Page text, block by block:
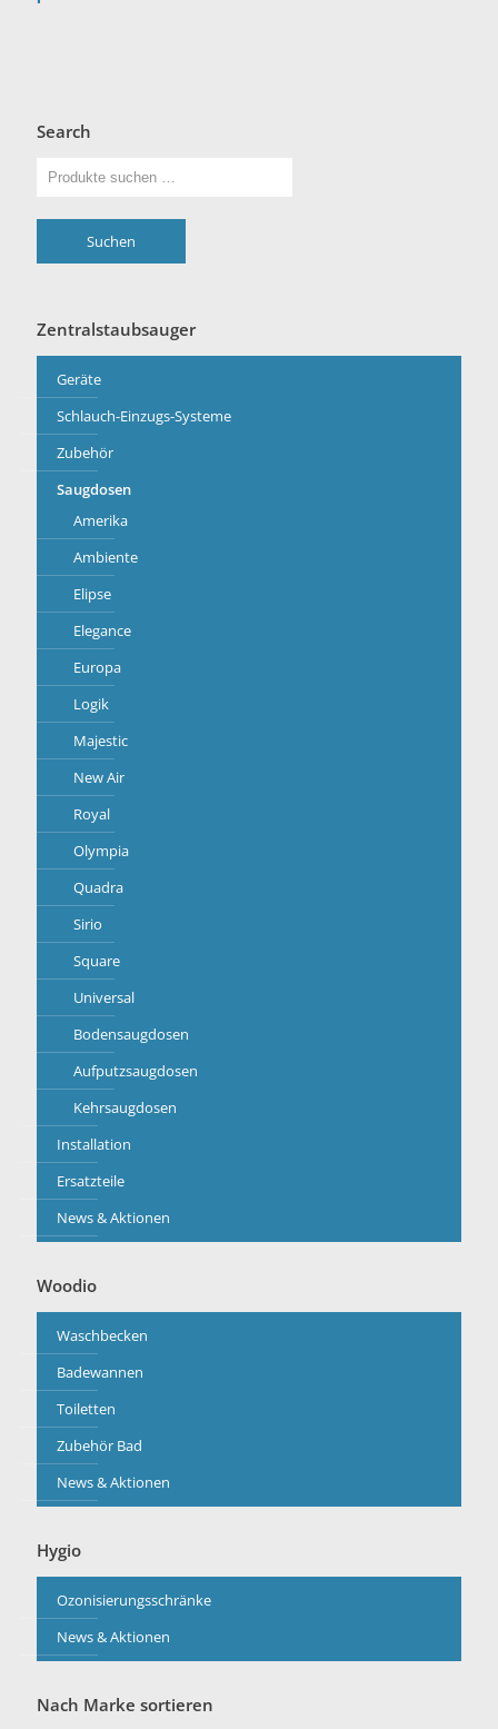
Search
Suchen
Zentralstaubsauger
Geräte
Schlauch-Einzugs-Systeme
Zubehör
Saugdosen
Amerika
Ambiente
Elipse
Elegance
Europa
Logik
Majestic
New Air
Royal
Olympia
Quadra
Sirio
Square
Universal
Bodensaugdosen
Aufputzsaugdosen
Kehrsaugdosen
Installation
Ersatzteile
News & Aktionen
Woodio
Waschbecken
Badewannen
Toiletten
Zubehör Bad
News & Aktionen
Hygio
Ozonisierungsschränke
News & Aktionen
Nach Marke sortieren